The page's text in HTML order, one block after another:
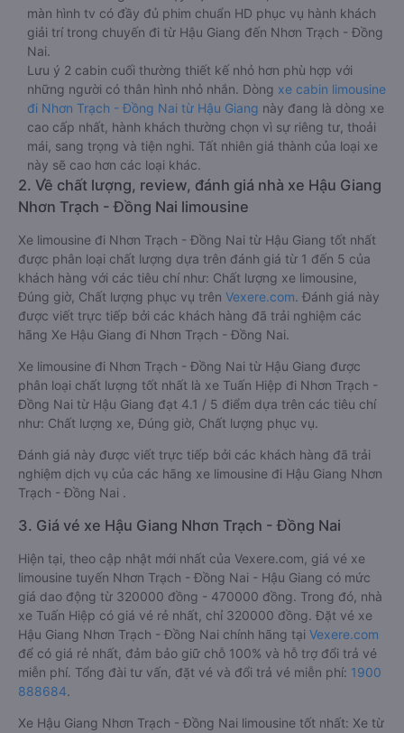
màn hình tv có đầy đủ phim chuẩn HD phục vụ hành khách
giải trí trong chuyến đi từ Hậu Giang đến Nhơn Trạch - Đồng
Nai.
Lưu ý 2 cabin cuối thường thiết kế nhỏ hơn phù hợp với
những người có thân hình nhỏ nhắn. Dòng xe cabin limousine
đi Nhơn Trạch - Đồng Nai từ Hậu Giang này đang là dòng xe
cao cấp nhất, hành khách thường chọn vì sự riêng tư, thoải
mái, sang trọng và tiện nghi. Tất nhiên giá thành của loại xe
này sẽ cao hơn các loại khác.
2. Về chất lượng, review, đánh giá nhà xe Hậu Giang
Nhơn Trạch - Đồng Nai limousine
Xe limousine đi Nhơn Trạch - Đồng Nai từ Hậu Giang tốt nhất
được phân loại chất lượng dựa trên đánh giá từ 1 đến 5 của
khách hàng với các tiêu chí như: Chất lượng xe limousine,
Đúng giờ, Chất lượng phục vụ trên Vexere.com. Đánh giá này
được viết trực tiếp bởi các khách hàng đã trải nghiệm các
hãng Xe Hậu Giang đi Nhơn Trạch - Đồng Nai.
Xe limousine đi Nhơn Trạch - Đồng Nai từ Hậu Giang được
phân loại chất lượng tốt nhất là xe Tuấn Hiệp đi Nhơn Trạch -
Đồng Nai từ Hậu Giang đạt 4.1 / 5 điểm dựa trên các tiêu chí
như: Chất lượng xe, Đúng giờ, Chất lượng phục vụ.
Đánh giá này được viết trực tiếp bởi các khách hàng đã trải
nghiệm dịch vụ của các hãng xe limousine đi Hậu Giang Nhơn
Trạch - Đồng Nai .
3. Giá vé xe Hậu Giang Nhơn Trạch - Đồng Nai
Hiện tại, theo cập nhật mới nhất của Vexere.com, giá vé xe
limousine tuyến Nhơn Trạch - Đồng Nai - Hậu Giang có mức
giá dao động từ 320000 đồng - 470000 đồng. Trong đó, nhà
xe Tuấn Hiệp có giá vé rẻ nhất, chỉ 320000 đồng. Đặt vé xe
Hậu Giang Nhơn Trạch - Đồng Nai chính hãng tại Vexere.com
để có giá rẻ nhất, đảm bảo giữ chỗ 100% và hỗ trợ đổi trả vé
miễn phí. Tổng đài tư vấn, đặt vé và đổi trả vé miễn phí: 1900
888684.
Xe Hậu Giang Nhơn Trạch - Đồng Nai limousine tốt nhất: Xe từ